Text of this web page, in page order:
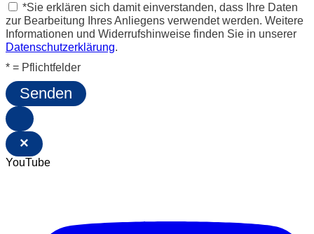
*Sie erklären sich damit einverstanden, dass Ihre Daten
zur Bearbeitung Ihres Anliegens verwendet werden. Weitere
Informationen und Widerrufshinweise finden Sie in unserer
Datenschutzerklärung.
* = Pflichtfelder
Senden
×
YouTube